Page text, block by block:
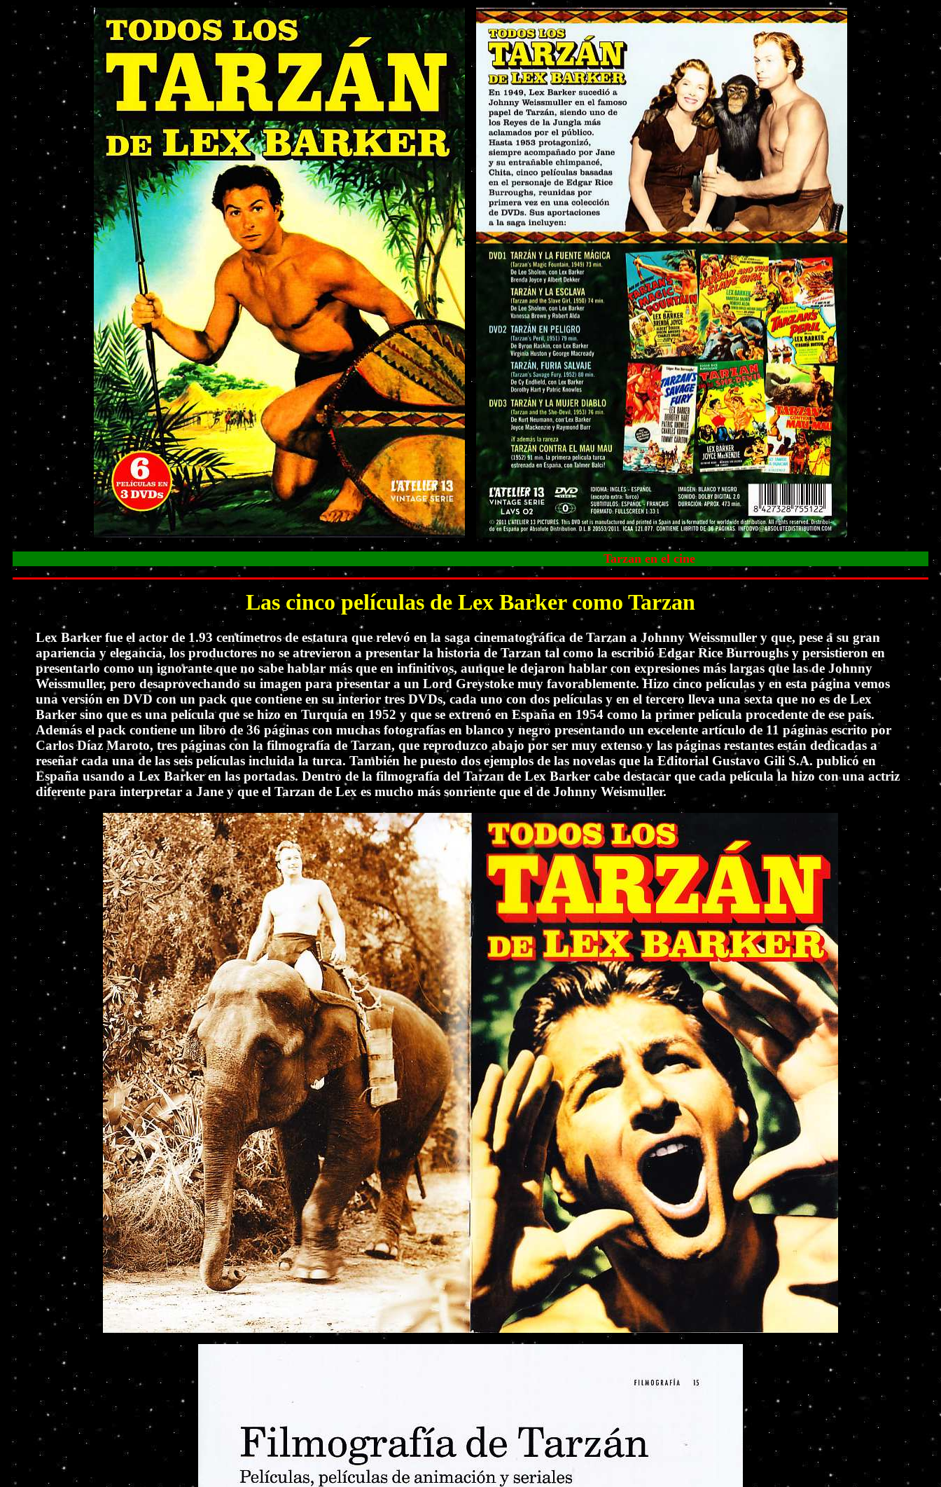
Las cinco películas de Lex Barker como Tarzan
Lex Barker fue el actor de 1.93 centímetros de estatura que relevó en la saga cinematográfica de Tarzan a Johnny Weissmuller y que, pese a su gran
apariencia y elegancia, los productores no se atrevieron a presentar la historia de Tarzan tal como la escribió Edgar Rice Burroughs y persistieron en
presentarlo como un ignorante que no sabe hablar más que en infinitivos, aunque le dejaron hablar con expresiones más largas que las de Johnny
Weissmuller, pero desaprovechando su imagen para presentar a un Lord Greystoke muy favorablemente. Hizo cinco películas y en esta página vemos
una versión en DVD con un pack que contiene en su interior tres DVDs, cada uno con dos películas y en el tercero lleva una sexta que no es de Lex
Barker sino que es una película que se hizo en Turquía en 1952 y que se extrenó en España en 1954 como la primer película procedente de ese país.
Además el pack contiene un libro de 36 páginas con muchas fotografías en blanco y negro presentando un excelente artículo de 11 páginas escrito por
Carlos Díaz Maroto, tres páginas con la filmografía de Tarzan, que reproduzco abajo por ser muy extenso y las páginas restantes están dedicadas a
reseñar cada una de las seis películas incluida la turca. También he puesto dos ejemplos de las novelas que la Editorial Gustavo Gili S.A. publicó en
España usando a Lex Barker en las portadas. Dentro de la filmografía del Tarzan de Lex Barker cabe destacar que cada película la hizo con una actriz
diferente para interpretar a Jane y que el Tarzan de Lex es mucho más sonriente que el de Johnny Weismuller.